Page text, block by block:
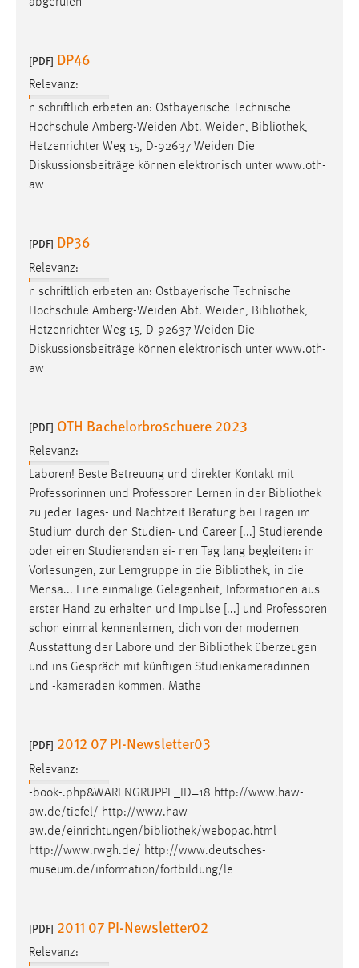
[PDF] DP46
Relevanz:
n schriftlich erbeten an: Ostbayerische Technische
Hochschule Amberg-Weiden Abt. Weiden, Bibliothek,
Hetzenrichter Weg 15, D-92637 Weiden Die
Diskussionsbeiträge können elektronisch unter www.oth-
aw
[PDF] DP36
Relevanz:
n schriftlich erbeten an: Ostbayerische Technische
Hochschule Amberg-Weiden Abt. Weiden, Bibliothek,
Hetzenrichter Weg 15, D-92637 Weiden Die
Diskussionsbeiträge können elektronisch unter www.oth-
aw
[PDF] OTH Bachelorbroschuere 2023
Relevanz:
Laboren! Beste Betreuung und direkter Kontakt mit
Professorinnen und Professoren Lernen in der Bibliothek
zu jeder Tages- und Nachtzeit Beratung bei Fragen im
Studium durch den Studien- und Career [...] Studierende
oder einen Studierenden ei- nen Tag lang begleiten: in
Vorlesungen, zur Lerngruppe in die Bibliothek, in die
Mensa... Eine einmalige Gelegenheit, Informationen aus
erster Hand zu erhalten und Impulse [...] und Professoren
schon einmal kennenlernen, dich von der modernen
Ausstattung der Labore und der Bibliothek überzeugen
und ins Gespräch mit künftigen Studienkameradinnen
und -kameraden kommen. Mathe
[PDF] 2012 07 PI-Newsletter03
Relevanz:
-book-.php&WARENGRUPPE_ID=18 http://www.haw-
aw.de/tiefel/ http://www.haw-
aw.de/einrichtungen/bibliothek/webopac.html
http://www.rwgh.de/ http://www.deutsches-
museum.de/information/fortbildung/le
[PDF] 2011 07 PI-Newsletter02
Relevanz: